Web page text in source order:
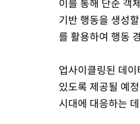
기반 행동을 생성
를 활용하여 행동
업사이클링된 데
있도록 제공될 예
시대에 대응하는